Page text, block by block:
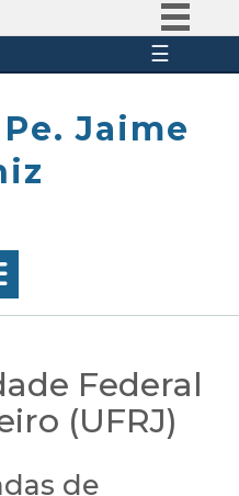
Participe
☰
Jaime
Federal
(UFRJ)
de